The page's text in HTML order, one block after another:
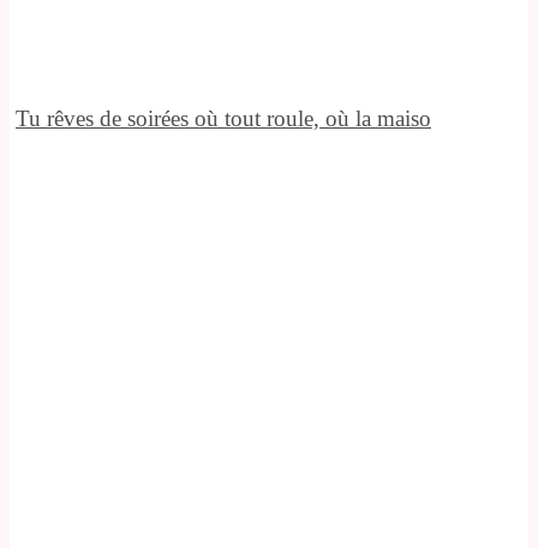
Tu rêves de soirées où tout roule, où la maiso